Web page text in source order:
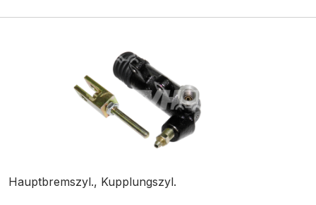
Hauptbremszyl., Kupplungszyl.